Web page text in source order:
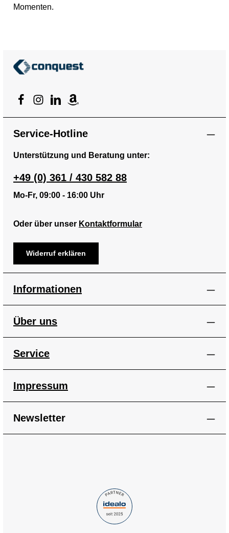
Momenten.
Service-Hotline
Unterstützung und Beratung unter:
+49 (0) 361 / 430 582 88
Mo-Fr, 09:00 - 16:00 Uhr
Oder über unser Kontaktformular
Widerruf erklären
Informationen
Über uns
Service
Impressum
Newsletter